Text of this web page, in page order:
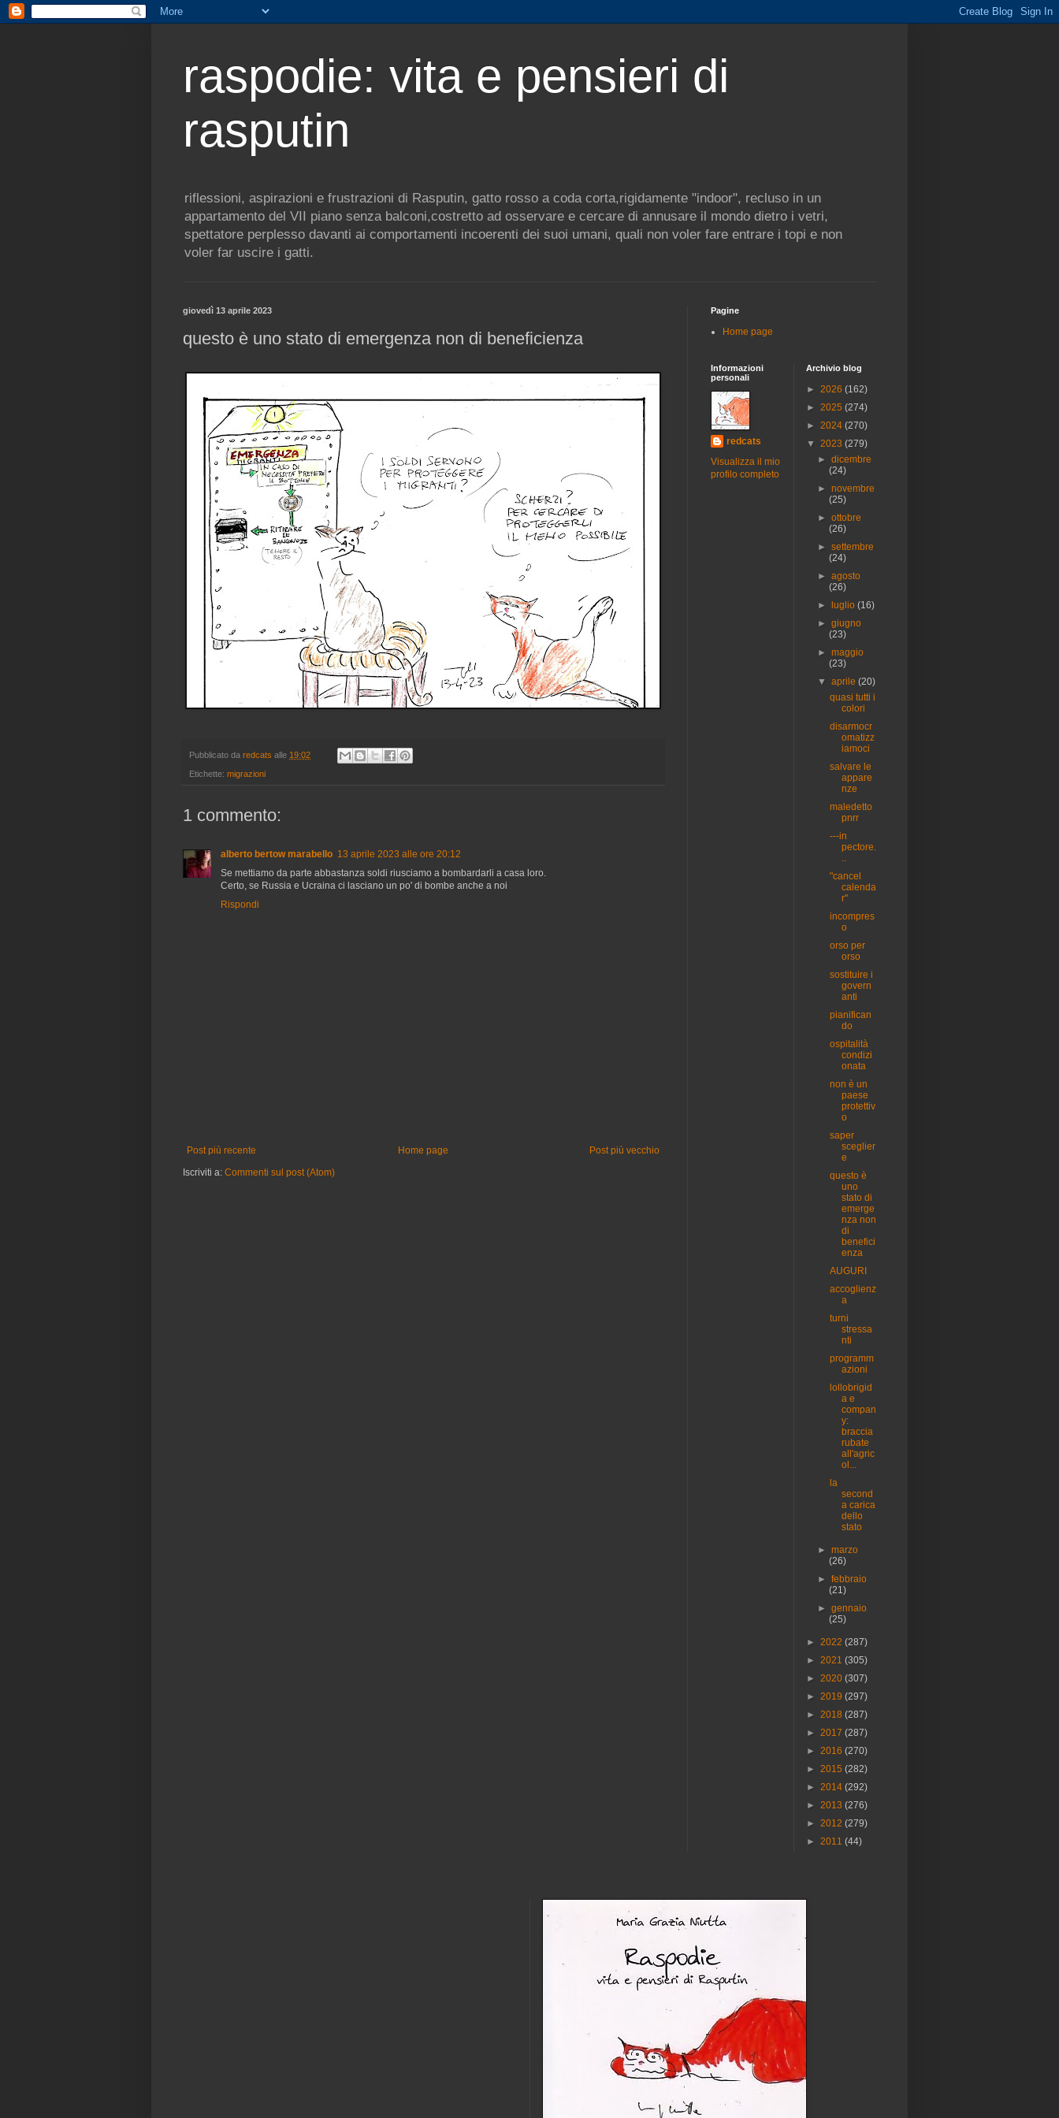
raspodie: vita e pensieri di
rasputin
riflessioni, aspirazioni e frustrazioni di Rasputin, gatto rosso a coda corta,rigidamente "indoor", recluso in un
appartamento del VII piano senza balconi,costretto ad osservare e cercare di annusare il mondo dietro i vetri,
spettatore perplesso davanti ai comportamenti incoerenti dei suoi umani, quali non voler fare entrare i topi e non
voler far uscire i gatti.
giovedì 13 aprile 2023
questo è uno stato di emergenza non di beneficienza
Pubblicato da redcats alle 19:02
Etichette: migrazioni
1 commento:
alberto bertow marabello 13 aprile 2023 alle ore 20:12
Se mettiamo da parte abbastanza soldi riusciamo a bombardarli a casa loro.
Certo, se Russia e Ucraina ci lasciano un po' di bombe anche a noi
Rispondi
Post più recente Post più vecchio
Home page
Iscriviti a: Commenti sul post (Atom)
Pagine
Home page
Informazioni
personali
redcats
Visualizza il mio
profilo completo
Archivio blog
► 2026 (162)
► 2025 (274)
► 2024 (270)
▼ 2023 (279)
►dicembre
(24)
►novembre
(25)
►ottobre
(26)
►settembre
(24)
►agosto
(26)
►
luglio(16)
►giugno
(23)
►maggio
(23)
▼aprile(20)
quasi tutti i
colori
disarmocr
omatizz
iamoci
salvare le
appare
nze
maledetto
pnrr
---in
pectore.
..
"cancel
calenda
r"
incompres
o
orso per
orso
sostituire i
govern
anti
pianifican
do
ospitalità
condizi
onata
non è un
paese
protettiv
o
saper
sceglier
e
questo è
uno
stato di
emerge
nza non
di
benefici
enza
AUGURI
accoglienz
a
turni
stressa
nti
programm
azioni
lollobrigid
a e
compan
y:
braccia
rubate
all'agric
ol...
la
second
a carica
dello
stato
►marzo
(26)
►febbraio
(21)
►gennaio
(25)
► 2022 (287)
► 2021 (305)
► 2020 (307)
► 2019 (297)
► 2018 (287)
► 2017 (287)
► 2016 (270)
► 2015 (282)
► 2014 (292)
► 2013 (276)
► 2012 (279)
► 2011 (44)